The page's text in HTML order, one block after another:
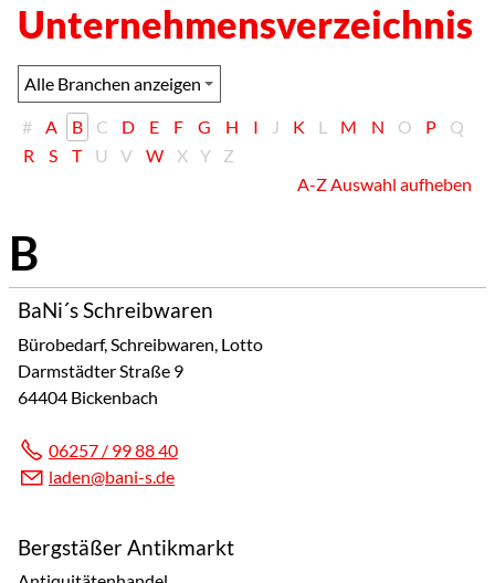
Unternehmensverzeichnis
# A B C D E F G H I J K L M N O P
Q
R
S T U V W X Y
Z
A-Z Auswahl aufheben
BaNi´s Schreibwaren
Bürobedarf, Schreibwaren, Lotto
Darmstädter Straße 9
64404 Bickenbach
06257 / 99 88 40
l d n b n -sd
Bergstäßer Antikmarkt